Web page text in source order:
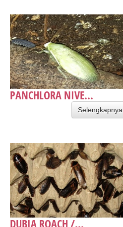
PANCHLORA NIVE...
Selengkapnya
DUBIA ROACH /...